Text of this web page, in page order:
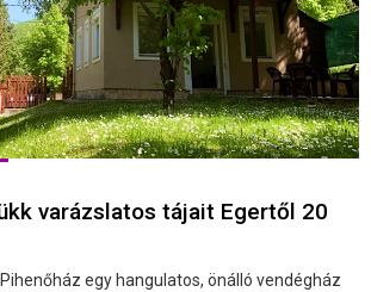
varázslatos tájait Egertől 20
egy hangulatos, önálló vendégház